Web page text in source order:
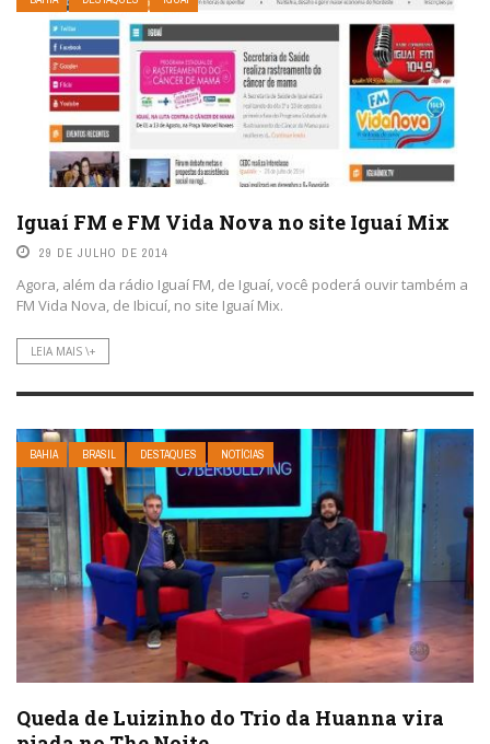
Iguaí FM e FM Vida Nova no site Iguaí Mix
29 DE JULHO DE 2014
Agora, além da rádio Iguaí FM, de Iguaí, você poderá ouvir também a
FM Vida Nova, de Ibicuí, no site Iguaí Mix.
LEIA MAIS \+
BAHIA BRASIL DESTAQUES NOTÍCIAS
Queda de Luizinho do Trio da Huanna vira